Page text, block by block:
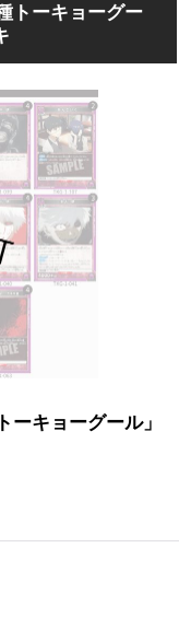
トーキョーグー
ーキョーグール」